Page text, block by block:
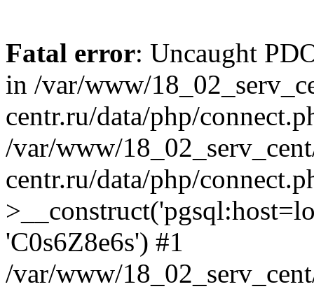
Fatal error: Uncaught
in /var/www/
centr.ru/data/php/
/var/www/
centr.ru/data/php/
'C0s6Z8e6s') #1
/var/www/